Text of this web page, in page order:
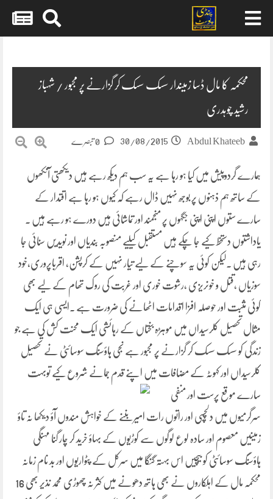
محکمہ کا مال ڈسا زمیندار سسک سسک کر گزارنے پر مجبور / شہباز
رشید چوہدری
Abdul Khateeb
30/08/2015
ہمارے گردوپیش میں کیا ہو رہا ہے یہ سب ہم دیکھ رہے ہیں دیکھتی آنکھوں
کے ساتھ ہم ذہنوں پر بوجھ نہیں ڈال رہے کہ کیوں ہو رہا ہے اقتدار کے
سارے ستوں اپنی اپنی جگہوں پر منجمند اور تماشائی ہیں دورے ہو رہے ہیں ۔
یاداشتوں دستخط کیے جا چکے ہیں مستقبل کیلیے منصوبہ بندیاں اور نویدیں سنائی جا
رہی ہیں ۔لیکن کوئی یہ سوچنے کے لیے تیار نہیں کے کرپشن، اقرباپروری،خود
سوزیاں ،قتل و خونریزی ،رشوت خوری اور غربت کی روک تھام کے لیے بھی
کوئی مثبت اور حوصلہ افزا اقدامات اٹھانے کی ضرورت ہے ۔ایسی ہی ایک
مثال تحصیل کلرسیداں میں موہڑہ بختاں کے رہائشی ایک محنت کش کی ہے جو
زندگی کو سسک سسک کر گزارنے پر مجبور ہے نجی ہاؤسنگ سوسائٹی نے تحصیل
کلرسیداں اور کہوٹہ کے مضافات میں اپنے قدم جمانے شروع کیے توبہت
سارے موقع پرست اور منفی
سرگرمیوں میں دلچسپی اور راتوں رات امیر بننے کے خواہش مندوں آؤ دیکھا نہ تاؤ
زمینیں معصوم اور سادہ لوع لوگوں سے کوڑیوں کے بہاؤ خرید کر چار گنا مہنگی
ہاؤسنگ سوسائٹی کو بیچیں اس بہتہ گنگا میں سرکل کے پٹواریوں اور بد نام زمانہ
محکمہ مال کے اہلکاروں نے بھی ہاتھ دھونے میں کثر نہ چھوڑی محمد نذیر بھی 16